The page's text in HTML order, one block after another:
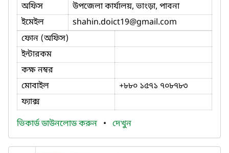
অফিস
উপজেলা কার্যালয়, ভাংড়া, পাবনা
ইমেইল
shahin.doict19@gmail.com
ফোন (অফিস)
ইন্টারকম
কক্ষ নম্বর
মোবাইল
+৮৮০ ১৫৭১ ৭০৮৭৮৩
ফ্যাক্স
ভিকার্ড ডাউনলোড করুন • দেখুন